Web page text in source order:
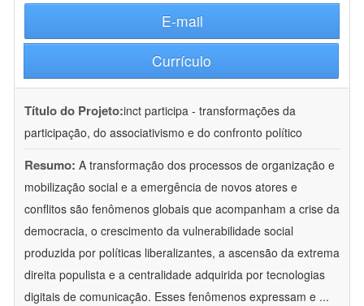
E-mail
Currículo
Título do Projeto:inct participa - transformações da
participação, do associativismo e do confronto político
Resumo: A transformação dos processos de organização e
mobilização social e a emergência de novos atores e
conflitos são fenômenos globais que acompanham a crise da
democracia, o crescimento da vulnerabilidade social
produzida por políticas liberalizantes, a ascensão da extrema
direita populista e a centralidade adquirida por tecnologias
digitais de comunicação. Esses fenômenos expressam e ...